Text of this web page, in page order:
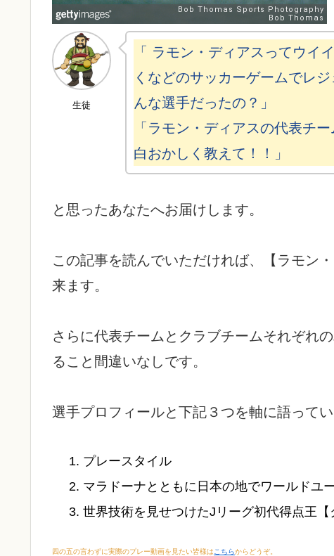
生徒
「 ラモン・ディアスってウイ
くなどのサッカーゲームでレ
んな選手だったの？」
「ラモン・ディアスの代表チ
白おかしく教えて！！」
と思ったあなたへお届けします。
この記事を読んでいただければ、【ラモン
来ます。
さらに代表チームとクラブチームそれぞれ
ること間違いなしです。
選手プロフィールと下記３つを軸に語って
プレースタイル
マラドーナとともに日本の地でワールドユ
世界技術を見せつけたJリーグ初代得点王【
四の五の言わずに実際のプレー動画を見たい皆様は こちらからどうぞ。